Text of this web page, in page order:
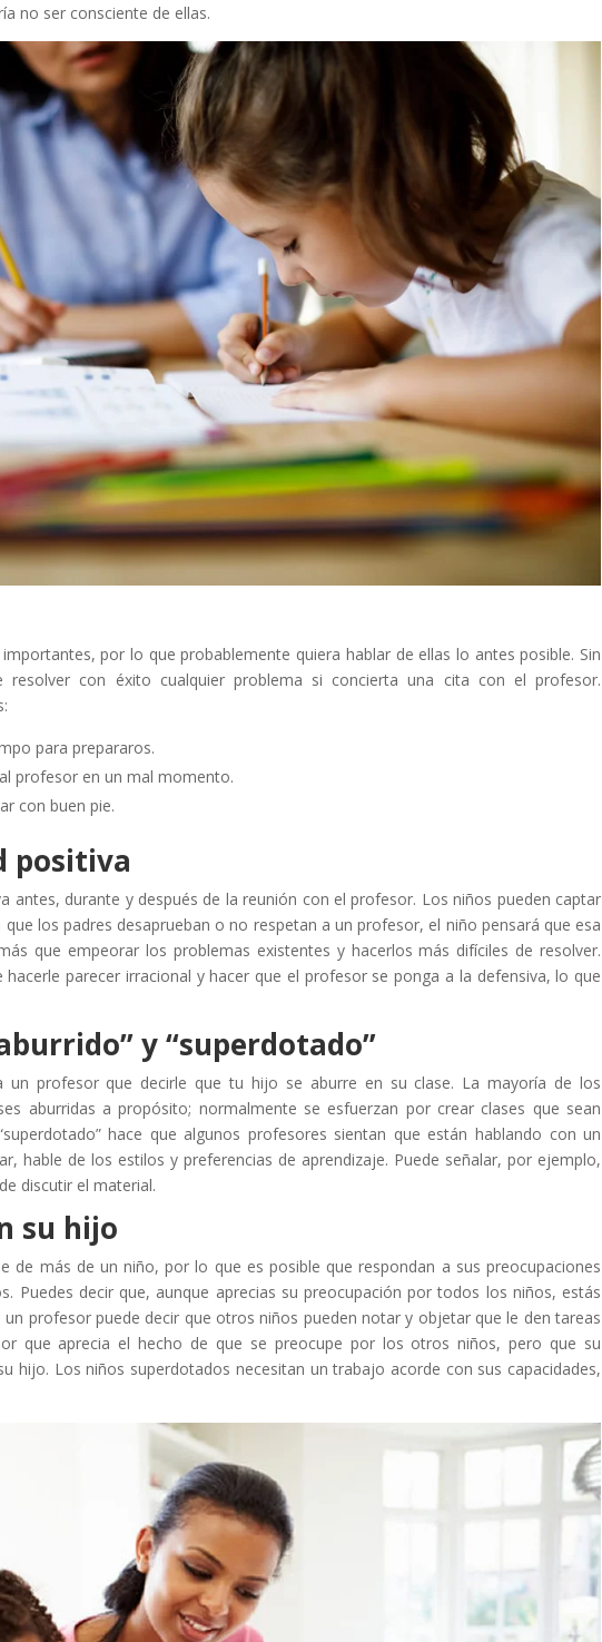
no ser consciente de ellas.
por lo que probablemente quiera hablar de ellas lo antes posible. Sin
resolver con éxito cualquier problema si concierta una cita con el profesor.
para prepararos.
profesor en un mal momento.
con buen pie.
positiva
antes, durante y después de la reunión con el profesor. Los niños pueden captar
los padres desaprueban o no respetan a un profesor, el niño pensará que esa
que empeorar los problemas existentes y hacerlos más difíciles de resolver.
parecer irracional y hacer que el profesor se ponga a la defensiva, lo que
y “superdotado”
un profesor que decirle que tu hijo se aburre en su clase. La mayoría de los
aburridas a propósito; normalmente se esfuerzan por crear clases que sean
hace que algunos profesores sientan que están hablando con un
hable de los estilos y preferencias de aprendizaje. Puede señalar, por ejemplo,
discutir el material.
su hijo
de más de un niño, por lo que es posible que respondan a sus preocupaciones
Puedes decir que, aunque aprecias su preocupación por todos los niños, estás
profesor puede decir que otros niños pueden notar y objetar que le den tareas
que aprecia el hecho de que se preocupe por los otros niños, pero que su
hijo. Los niños superdotados necesitan un trabajo acorde con sus capacidades,